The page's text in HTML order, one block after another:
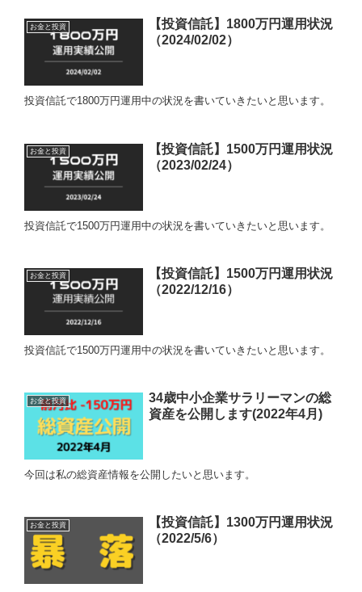
お金と投資
【投資信託】1800万円運用状況
（2024/02/02）
投資信託で1800万円運用中の状況を書いていきたいと思います。
お金と投資
【投資信託】1500万円運用状況
（2023/02/24）
投資信託で1500万円運用中の状況を書いていきたいと思います。
お金と投資
【投資信託】1500万円運用状況
（2022/12/16）
投資信託で1500万円運用中の状況を書いていきたいと思います。
お金と投資
34歳中小企業サラリーマンの総
資産を公開します(2022年4月)
今回は私の総資産情報を公開したいと思います。
お金と投資
【投資信託】1300万円運用状況
（2022/5/6）